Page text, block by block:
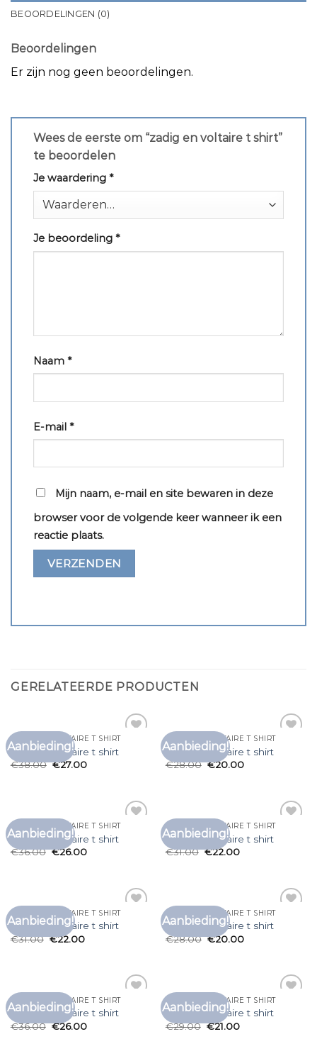
BEOORDELINGEN (0)
Beoordelingen
Er zijn nog geen beoordelingen.
Wees de eerste om “zadig en voltaire t shirt”
te beoordelen
Je waardering *
Je beoordeling *
Naam *
E-mail *
Mijn naam, e-mail en site bewaren in deze
browser voor de volgende keer wanneer ik een
reactie plaats.
GERELATEERDE PRODUCTEN
Aanbieding!
aan
ZADIG EN VOLTAIRE T SHIRT
zadig en voltaire t shirt
€38.00 €27.00
Aanbieding!
aan
ZADIG EN VOLTAIRE T SHIRT
zadig en voltaire t shirt
€28.00 €20.00
Aanbieding!
aan
ZADIG EN VOLTAIRE T SHIRT
zadig en voltaire t shirt
€36.00 €26.00
Aanbieding!
aan
ZADIG EN VOLTAIRE T SHIRT
zadig en voltaire t shirt
€31.00 €22.00
Aanbieding!
Toevoegen
aan
ZADIG EN VOLTAIRE T SHIRT
zadig en voltaire t shirt
€31.00 €22.00
Aanbieding!
Toevoegen
aan
ZADIG EN VOLTAIRE T SHIRT
zadig en voltaire t shirt
€28.00 €20.00
Aanbieding!
Toevoegen
aan
ZADIG EN VOLTAIRE T SHIRT
zadig en voltaire t shirt
€36.00 €26.00
Aanbieding!
Toevoegen
aan
ZADIG EN VOLTAIRE T SHIRT
zadig en voltaire t shirt
€29.00 €21.00